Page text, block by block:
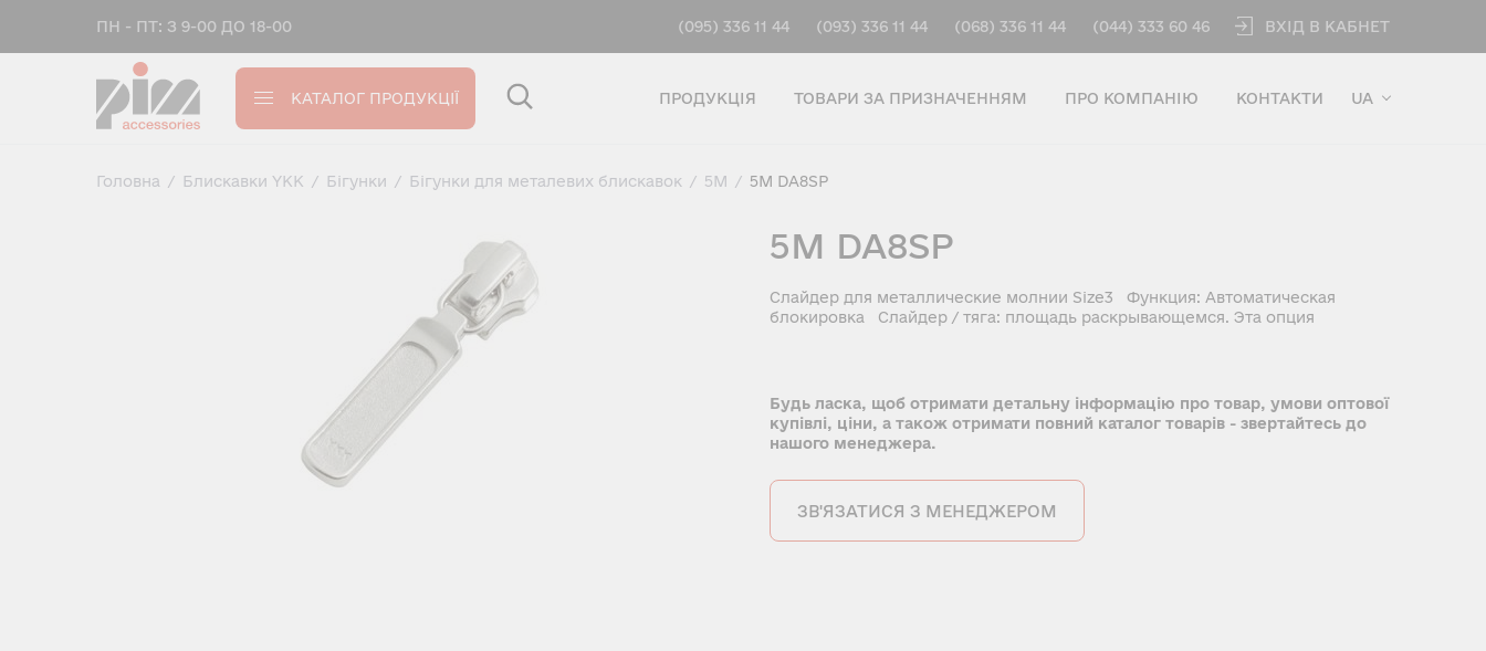
ПН - ПТ: З 9-00 ДО 18-00 (095) 336 11 44 (093) 336 11 44 (068) 336 11 44 (044) 333 60 46 ВХІД В КАБНЕТ
КАТАЛОГ ПРОДУКЦІЇ ПРОДУКЦІЯ ТОВАРИ ЗА ПРИЗНАЧЕННЯМ ПРО КОМПАНІЮ КОНТАКТИ UA
Головна / Блискавки YKK / Бігунки / Бігунки для металевих блискавок / 5M / 5M DA8SP
5M DA8SP
Слайдер для металлические молнии Size3 Функция: Автоматическая
блокировка Слайдер / тяга: площадь раскрывающемся. Эта опция
Будь ласка, щоб отримати детальну інформацію про товар, умови оптової
купівлі, ціни, а також отримати повний каталог товарів - звертайтесь до
нашого менеджера.
ЗВ'ЯЗАТИСЯ З МЕНЕДЖЕРОМ